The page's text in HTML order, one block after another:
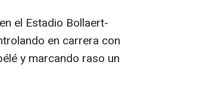
el Estadio Bollaert-
en carrera con
y marcando raso un